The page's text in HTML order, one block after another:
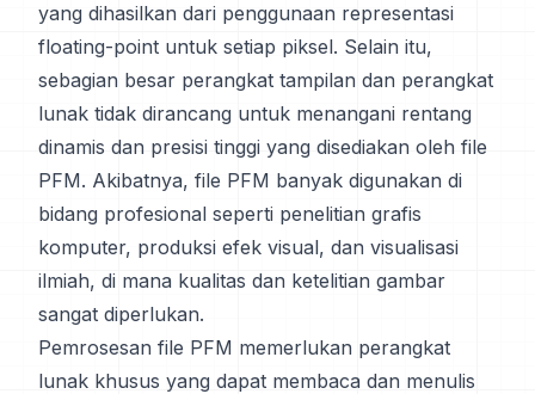
yang dihasilkan dari penggunaan representasi
floating-point untuk setiap piksel. Selain itu,
sebagian besar perangkat tampilan dan perangkat
lunak tidak dirancang untuk menangani rentang
dinamis dan presisi tinggi yang disediakan oleh file
PFM. Akibatnya, file PFM banyak digunakan di
bidang profesional seperti penelitian grafis
komputer, produksi efek visual, dan visualisasi
ilmiah, di mana kualitas dan ketelitian gambar
sangat diperlukan.
Pemrosesan file PFM memerlukan perangkat
lunak khusus yang dapat membaca dan menulis